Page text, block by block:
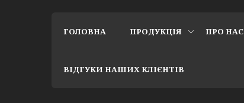
ГОЛОВНА ПРОДУКЦІЯ ПРО НАС
ВІДГУКИ НАШИХ КЛІЄНТІВ